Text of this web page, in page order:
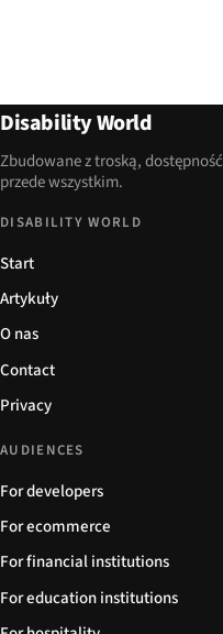
Disability World
Zbudowane z troską, dostępność
przede wszystkim.
DISABILITY WORLD
Start
Artykuły
O nas
Contact
Privacy
AUDIENCES
For developers
For ecommerce
For financial institutions
For education institutions